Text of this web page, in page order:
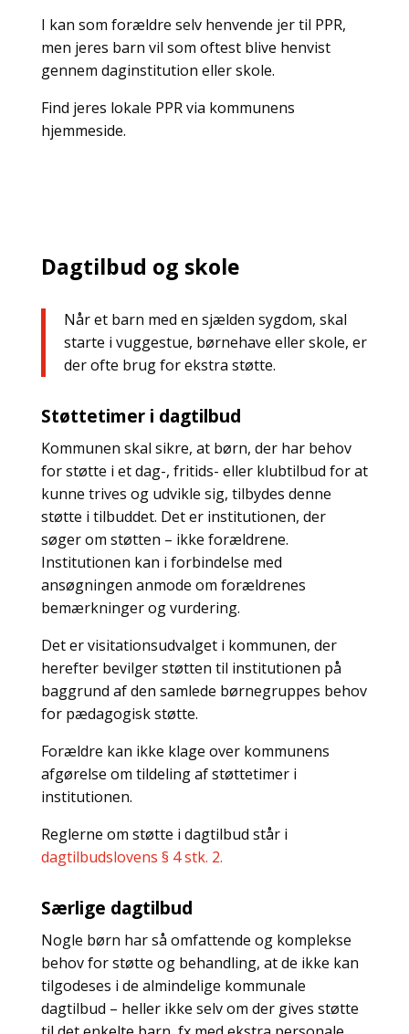
I kan som forældre selv henvende jer til PPR,
men jeres barn vil som oftest blive henvist
gennem daginstitution eller skole.
Find jeres lokale PPR via kommunens
hjemmeside.
Dagtilbud og skole
Når et barn med en sjælden sygdom, skal
starte i vuggestue, børnehave eller skole, er
der ofte brug for ekstra støtte.
Støttetimer i dagtilbud
Kommunen skal sikre, at børn, der har behov
for støtte i et dag-, fritids- eller klubtilbud for at
kunne trives og udvikle sig, tilbydes denne
støtte i tilbuddet. Det er institutionen, der
søger om støtten – ikke forældrene.
Institutionen kan i forbindelse med
ansøgningen anmode om forældrenes
bemærkninger og vurdering.
Det er visitationsudvalget i kommunen, der
herefter bevilger støtten til institutionen på
baggrund af den samlede børnegruppes behov
for pædagogisk støtte.
Forældre kan ikke klage over kommunens
afgørelse om tildeling af støttetimer i
institutionen.
Reglerne om støtte i dagtilbud står i
dagtilbudslovens § 4 stk. 2.
Særlige dagtilbud
Nogle børn har så omfattende og komplekse
behov for støtte og behandling, at de ikke kan
tilgodeses i de almindelige kommunale
dagtilbud – heller ikke selv om der gives støtte